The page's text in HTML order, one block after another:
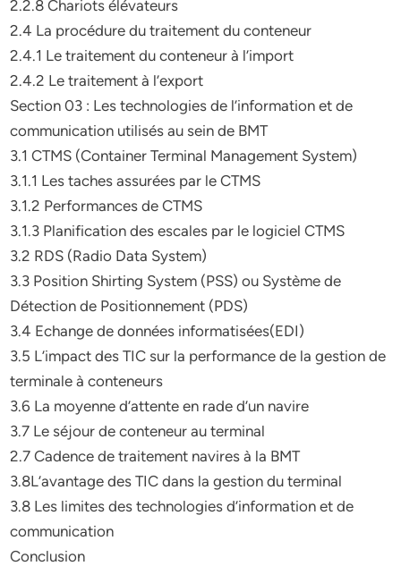
2.2.8 Chariots élévateurs
2.4 La procédure du traitement du conteneur
2.4.1 Le traitement du conteneur à l’import
2.4.2 Le traitement à l’export
Section 03 : Les technologies de l’information et de
communication utilisés au sein de BMT
3.1 CTMS (Container Terminal Management System)
3.1.1 Les taches assurées par le CTMS
3.1.2 Performances de CTMS
3.1.3 Planification des escales par le logiciel CTMS
3.2 RDS (Radio Data System)
3.3 Position Shirting System (PSS) ou Système de
Détection de Positionnement (PDS)
3.4 Echange de données informatisées(EDI)
3.5 L’impact des TIC sur la performance de la gestion de
terminale à conteneurs
3.6 La moyenne d’attente en rade d’un navire
3.7 Le séjour de conteneur au terminal
2.7 Cadence de traitement navires à la BMT
3.8L’avantage des TIC dans la gestion du terminal
3.8 Les limites des technologies d’information et de
communication
Conclusion